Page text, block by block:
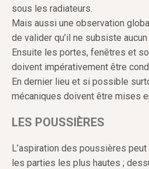
sous les radiateurs.
Mais aussi une observation
de valider qu’il ne subsiste
Ensuite les portes, fenêtres et
doivent impérativement être
En dernier lieu et si possible
mécaniques doivent être mises
LES POUSSIÈRES
L’aspiration des poussières
les parties les plus hautes ;